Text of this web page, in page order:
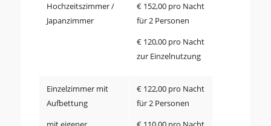
Hochzeitszimmer /
Japanzimmer
€ 152,00 pro Nacht
für 2 Personen
€ 120,00 pro Nacht
zur Einzelnutzung
Einzelzimmer mit
Aufbettung
€ 122,00 pro Nacht
für 2 Personen